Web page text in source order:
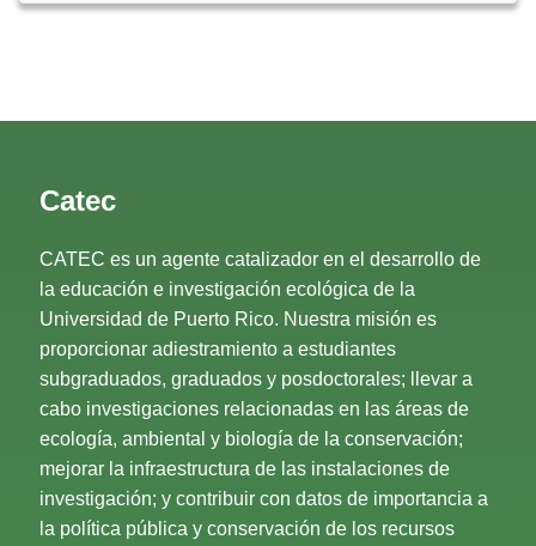
Catec
CATEC es un agente catalizador en el desarrollo de
la educación e investigación ecológica de la
Universidad de Puerto Rico. Nuestra misión es
proporcionar adiestramiento a estudiantes
subgraduados, graduados y posdoctorales; llevar a
cabo investigaciones relacionadas en las áreas de
ecología, ambiental y biología de la conservación;
mejorar la infraestructura de las instalaciones de
investigación; y contribuir con datos de importancia a
la política pública y conservación de los recursos